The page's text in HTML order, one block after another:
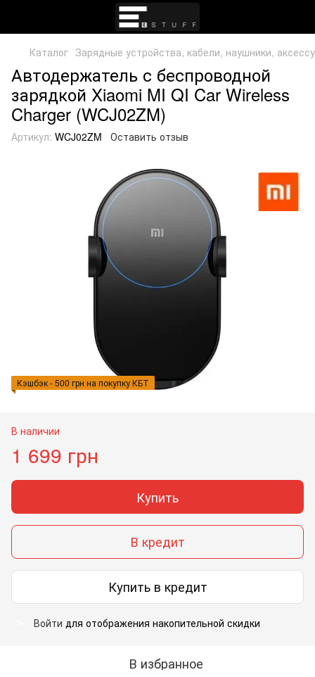
Каталог Зарядные устройства, кабели, наушники,
Автодержатель с беспроводной
зарядкой Xiaomi MI QI Car Wireless
Charger (WCJ02ZM)
Артикул: WCJ02ZM Оставить отзыв
Кэшбэк - 500 грн на покупку КБТ
В наличии
1 699 грн
Купить
В кредит
Купить в кредит
Войти для отображения накопительной скидки
В избранное